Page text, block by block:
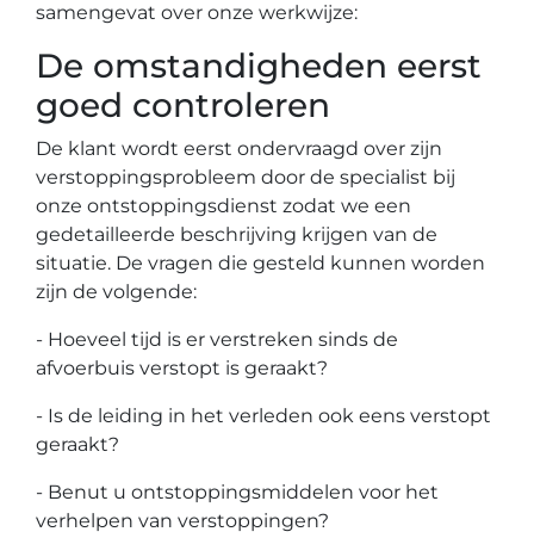
samengevat over onze werkwijze:
De omstandigheden eerst
goed controleren
De klant wordt eerst ondervraagd over zijn
verstoppingsprobleem door de specialist bij
onze ontstoppingsdienst zodat we een
gedetailleerde beschrijving krijgen van de
situatie. De vragen die gesteld kunnen worden
zijn de volgende:
- Hoeveel tijd is er verstreken sinds de
afvoerbuis verstopt is geraakt?
- Is de leiding in het verleden ook eens verstopt
geraakt?
- Benut u ontstoppingsmiddelen voor het
verhelpen van verstoppingen?